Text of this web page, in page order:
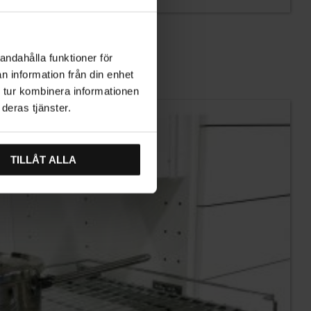
funktioner för
information från din enhet
kombinera informationen
tjänster.
TILLÅT ALLA